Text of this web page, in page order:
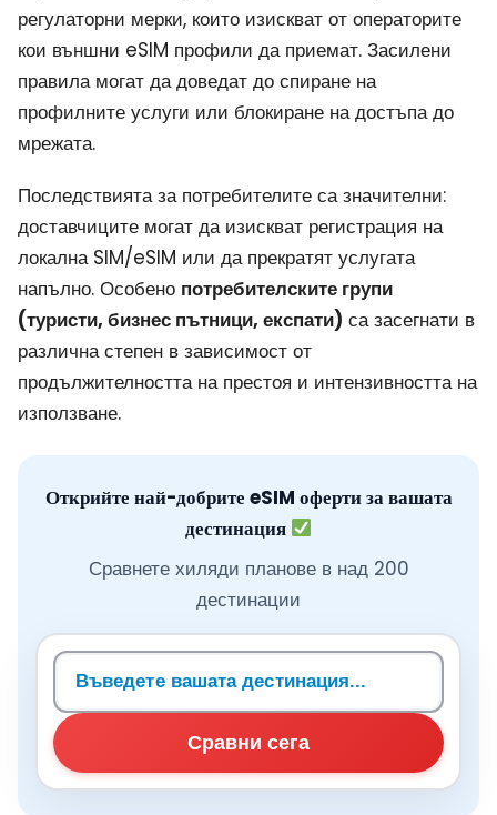
регулаторни мерки, които изискват от операторите
кои външни eSIM профили да приемат. Засилени
правила могат да доведат до спиране на
профилните услуги или блокиране на достъпа до
мрежата.
Последствията за потребителите са значителни:
доставчиците могат да изискват регистрация на
локална SIM/eSIM или да прекратят услугата
напълно. Особено потребителските групи
(туристи, бизнес пътници, експати) са засегнати в
различна степен в зависимост от
продължителността на престоя и интензивността на
използване.
Открийте най-добрите eSIM оферти за вашата
дестинация
Сравнете хиляди планове в над 200
дестинации
Търсене на дестинация
Сравни сега